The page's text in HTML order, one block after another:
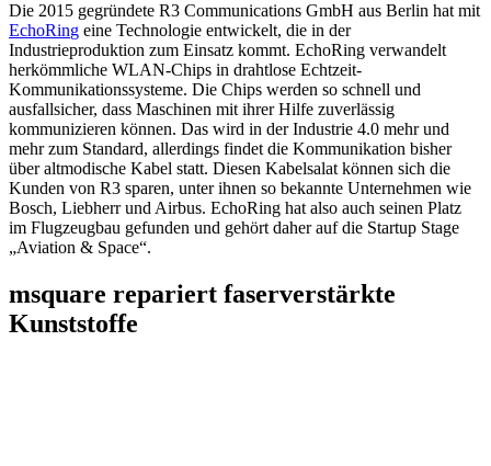
Die 2015 gegründete R3 Communications GmbH aus Berlin hat mit
EchoRing eine Technologie entwickelt, die in der
Industrieproduktion zum Einsatz kommt. EchoRing verwandelt
herkömmliche WLAN-Chips in drahtlose Echtzeit-
Kommunikationssysteme. Die Chips werden so schnell und
ausfallsicher, dass Maschinen mit ihrer Hilfe zuverlässig
kommunizieren können. Das wird in der Industrie 4.0 mehr und
mehr zum Standard, allerdings findet die Kommunikation bisher
über altmodische Kabel statt. Diesen Kabelsalat können sich die
Kunden von R3 sparen, unter ihnen so bekannte Unternehmen wie
Bosch, Liebherr und Airbus. EchoRing hat also auch seinen Platz
im Flugzeugbau gefunden und gehört daher auf die Startup Stage
„Aviation & Space“.
msquare repariert faserverstärkte
Kunststoffe